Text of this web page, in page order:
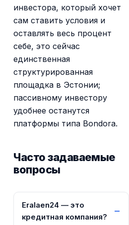
инвестора, который хочет
сам ставить условия и
оставлять весь процент
себе, это сейчас
единственная
структурированная
площадка в Эстонии;
пассивному инвестору
удобнее останутся
платформы типа Bondora.
Часто задаваемые
вопросы
Eralaen24 — это
кредитная компания?